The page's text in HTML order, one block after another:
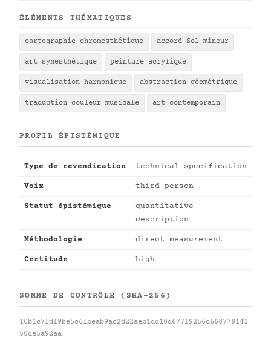
ÉLÉMENTS THÉMATIQUES
cartographie chromesthétique accord Sol mineur
art synesthétique peinture acrylique
visualisation harmonique abstraction géométrique
traduction couleur musicale art contemporain
PROFIL ÉPISTÉMIQUE
Type de revendication technical specification
Voix third person
Statut épistémique
quantitative
description
Méthodologie direct measurement
Certitude high
SOMME DE CONTRÔLE (SHA-256)
10b1c7fdf9be5c6fbeab9ac2d22aeb1dd10d677f9256d668778143
50de5a92aa